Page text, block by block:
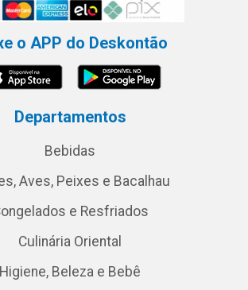
o APP do Deskontão
Departamentos
Bebidas
Aves, Peixes e Bacalhau
e Resfriados
Culinária Oriental
Higiene, Beleza e Bebê